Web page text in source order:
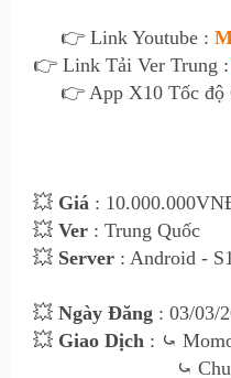
👉 Link Youtube :
👉 Link Tải Ver Trung :
👉 App X10 Tốc độ
💥 Giá : 10.000
💥 Ver : Trung Quốc
💥 Server : Android -
💥 Ngày Đăng : 03/03/
💥 Giao Dịch : ⤿
⤿